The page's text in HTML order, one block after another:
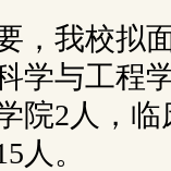
，我校拟
学与工程
院2人，
人。